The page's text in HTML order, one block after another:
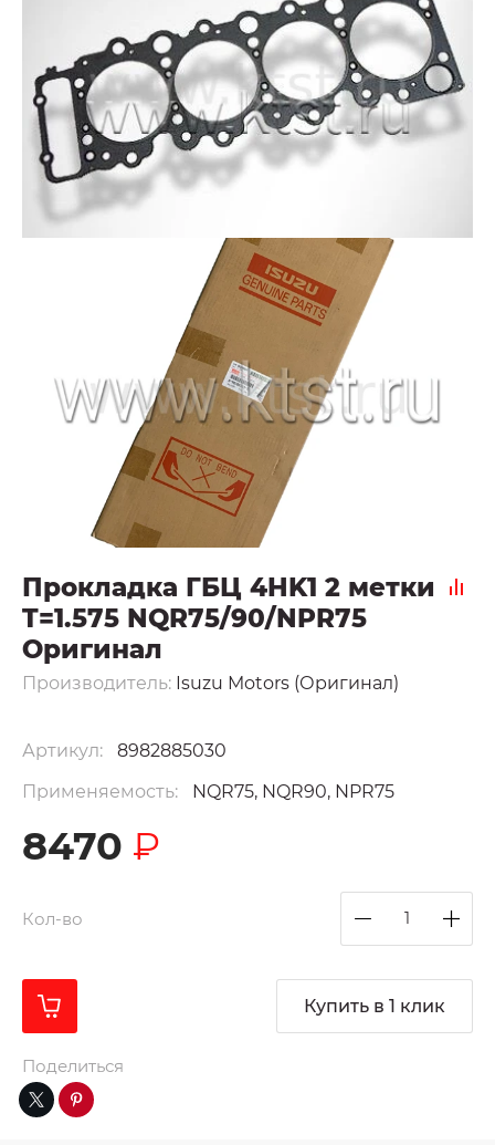
Прокладка ГБЦ 4HK1 2 метки
T=1.575 NQR75/90/NPR75
Оригинал
Производитель: Isuzu Motors (Оригинал)
Артикул:
8982885030
Применяемость:
NQR75, NQR90, NPR75
8470 ₽
Кол-во
Купить в 1 клик
Поделиться